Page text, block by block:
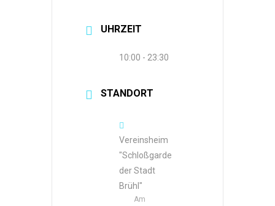
UHRZEIT
10:00 - 23:30
STANDORT
Vereinsheim
"Schloßgarde
der Stadt
Brühl"
Am